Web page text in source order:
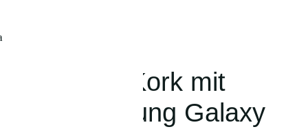
Filz und Kork mit
für Samsung Galaxy